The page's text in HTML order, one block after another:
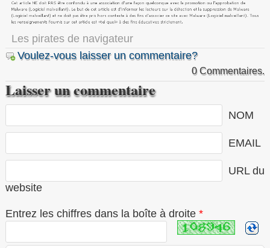
Les pirates de navigateur
Voulez-vous laisser un commentaire?
0 Commentaires.
Laisser un commentaire
NOM
EMAIL
URL du
website
Entrez les chiffres dans la boîte à droite *